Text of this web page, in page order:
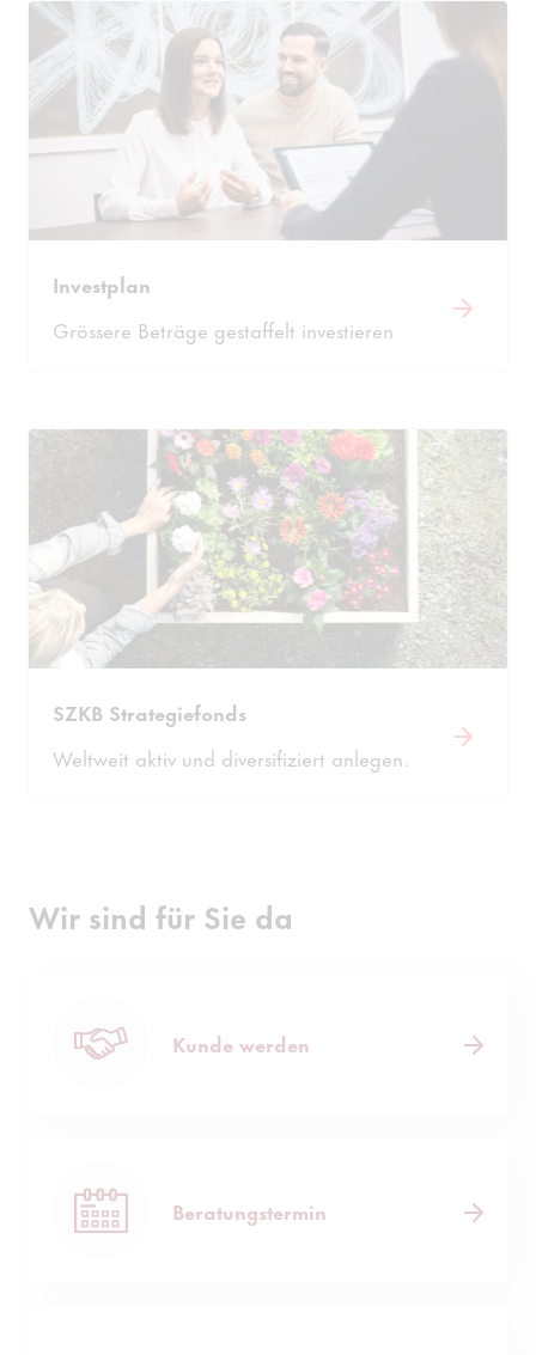
Investplan
Grössere Beträge gestaffelt investieren
SZKB Strategiefonds
Weltweit aktiv und diversifiziert anlegen.
Wir sind für Sie da
Kunde werden
Beratungstermin